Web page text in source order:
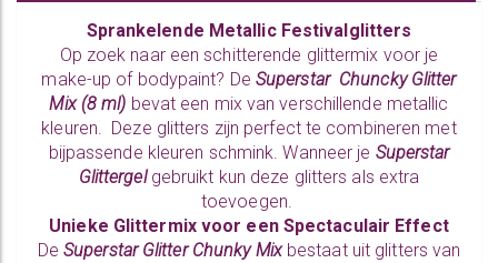
Sprankelende Metallic Festivalglitters
Op zoek naar een schitterende glittermix voor je
make-up of bodypaint? De Superstar Chuncky Glitter
Mix (8 ml) bevat een mix van verschillende metallic
kleuren. Deze glitters zijn perfect te combineren met
bijpassende kleuren schmink. Wanneer je Superstar
Glittergel gebruikt kun deze glitters als extra
toevoegen.
Unieke Glittermix voor een Spectaculair Effect
De Superstar Glitter Chunky Mix bestaat uit glitters van